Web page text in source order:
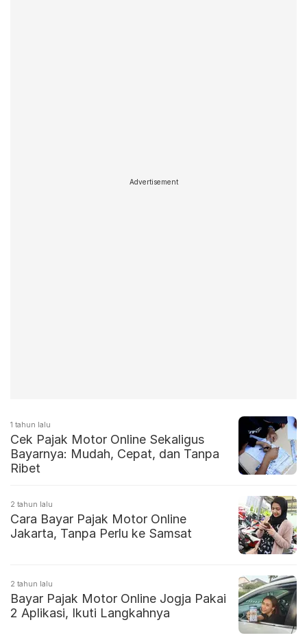
Advertisement
1 tahun lalu
Cek Pajak Motor Online Sekaligus
Bayarnya: Mudah, Cepat, dan Tanpa
Ribet
2 tahun lalu
Cara Bayar Pajak Motor Online
Jakarta, Tanpa Perlu ke Samsat
2 tahun lalu
Bayar Pajak Motor Online Jogja Pakai
2 Aplikasi, Ikuti Langkahnya